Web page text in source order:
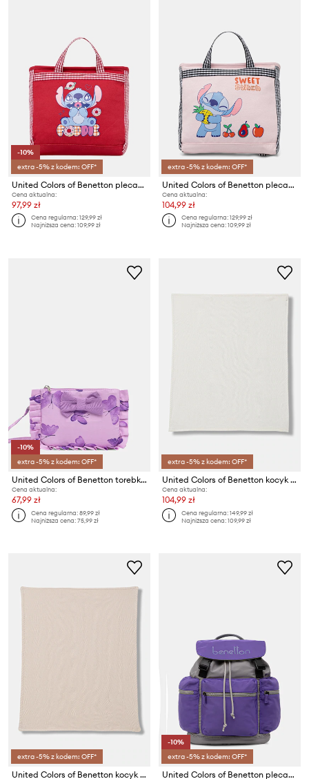
-10%
extra -5% z kodem: OFF*
United Colors of Benetton plecak dziecięcy bawełniany
Cena aktualna:
97,99 zł
Cena regularna:129,99 zł
Najniższa cena:109,99 zł
extra -5% z kodem: OFF*
United Colors of Benetton plecak dziecięcy bawełniany
Cena aktualna:
104,99 zł
Cena regularna:129,99 zł
Najniższa cena:109,99 zł
-10%
extra -5% z kodem: OFF*
United Colors of Benetton torebka crossbody dziecięca bawełniana
Cena aktualna:
67,99 zł
Cena regularna:89,99 zł
Najniższa cena:75,99 zł
extra -5% z kodem: OFF*
United Colors of Benetton kocyk dziecięcy bawełniany
Cena aktualna:
104,99 zł
Cena regularna:149,99 zł
Najniższa cena:109,99 zł
extra -5% z kodem: OFF*
United Colors of Benetton kocyk dziecięcy bawełniany
-10%
extra -5% z kodem: OFF*
United Colors of Benetton plecak dziecięcy